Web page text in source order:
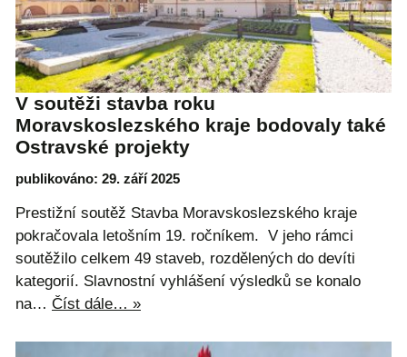
V soutěži stavba roku
Moravskoslezského kraje bodovaly také
Ostravské projekty
publikováno: 29. září 2025
Prestižní soutěž Stavba Moravskoslezského kraje
pokračovala letošním 19. ročníkem. V jeho rámci
soutěžilo celkem 49 staveb, rozdělených do devíti
kategorií. Slavnostní vyhlášení výsledků se konalo
na… Číst dále… »